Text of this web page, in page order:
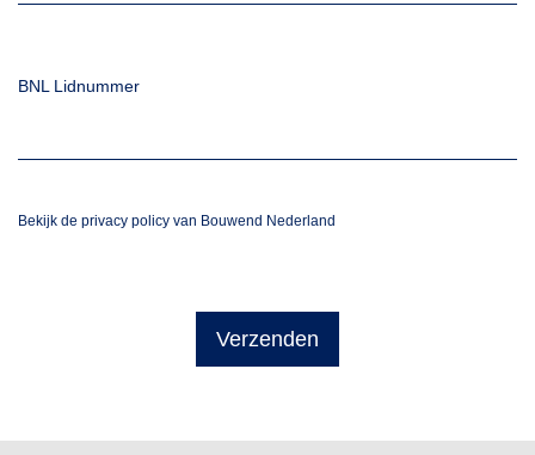
BNL Lidnummer
Bekijk de privacy policy van Bouwend Nederland
Verzenden